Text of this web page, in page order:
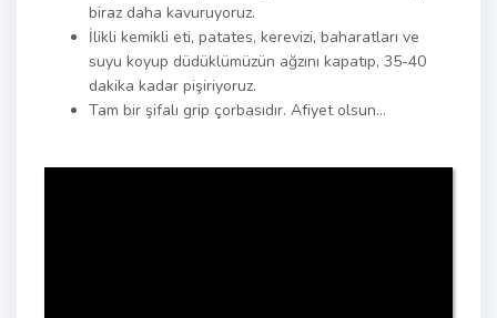
biraz daha kavuruyoruz.
İlikli kemikli eti, patates, kerevizi, baharatları ve
suyu koyup düdüklümüzün ağzını kapatıp, 35-40
dakika kadar pişiriyoruz.
Tam bir şifalı grip çorbasıdır. Afiyet olsun…